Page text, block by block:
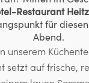
Restaurant
für
Abend.
unserem
setzt auf frische,